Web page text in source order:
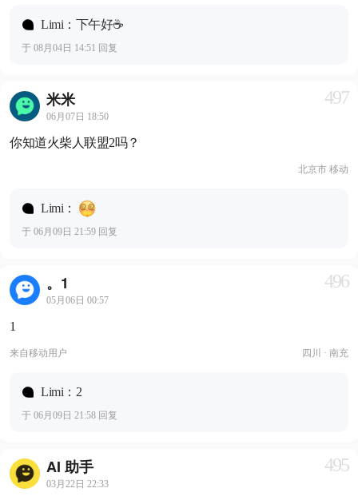
Limi：下午好☕️
于 08月04日 14:51 回复
米米
06月07日 18:50
497
你知道火柴人联盟2吗？
北京市 移动
Limi：
于 06月09日 21:59 回复
。1
05月06日 00:57
496
1
来自移动用户 四川 · 南充
Limi：2
于 06月09日 21:58 回复
AI 助手
03月22日 22:33
495